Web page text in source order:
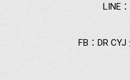
LINE：
FB： DR